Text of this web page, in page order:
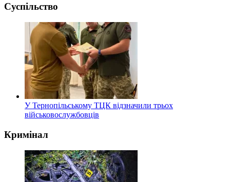
Суспільство
У Тернопільському ТЦК відзначили трьох
військовослужбовців
Кримінал